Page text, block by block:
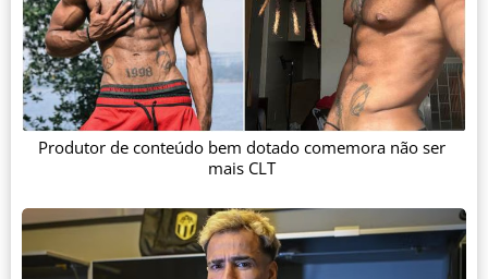
Produtor de conteúdo bem dotado comemora não ser
mais CLT